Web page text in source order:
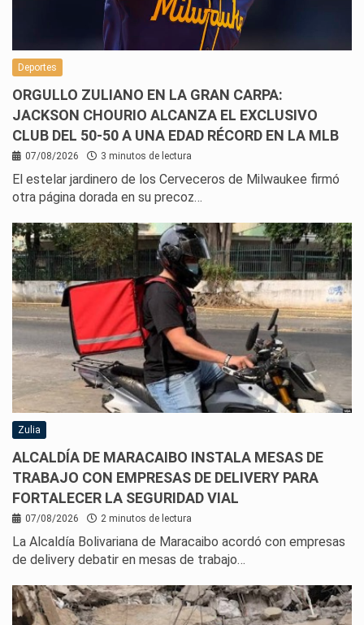
Deportes
ORGULLO ZULIANO EN LA GRAN CARPA:
JACKSON CHOURIO ALCANZA EL EXCLUSIVO
CLUB DEL 50-50 A UNA EDAD RÉCORD EN LA MLB
07/08/2026 3 minutos de lectura
El estelar jardinero de los Cerveceros de Milwaukee firmó
otra página dorada en su precoz…
Zulia
ALCALDÍA DE MARACAIBO INSTALA MESAS DE
TRABAJO CON EMPRESAS DE DELIVERY PARA
FORTALECER LA SEGURIDAD VIAL
07/08/2026 2 minutos de lectura
La Alcaldía Bolivariana de Maracaibo acordó con empresas
de delivery debatir en mesas de trabajo…